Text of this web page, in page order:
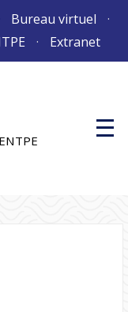
Bureau virtuel
Extranet
M
e